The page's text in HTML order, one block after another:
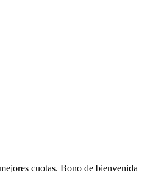
cuotas. Bono de bienvenida